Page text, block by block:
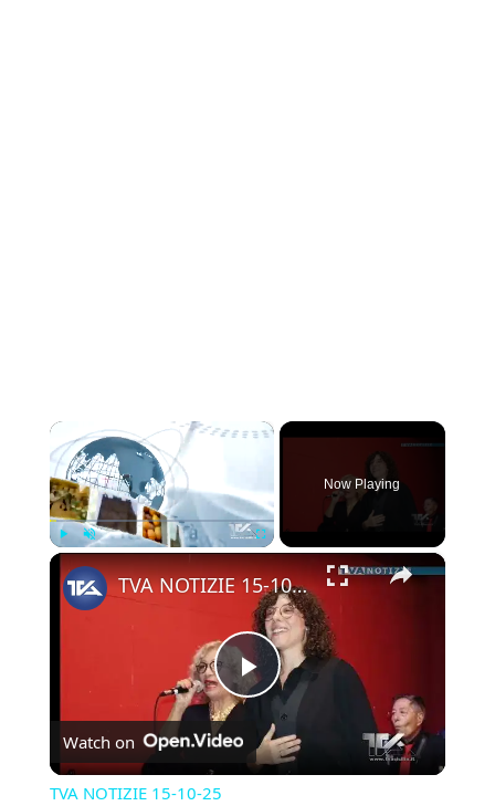
×
Play Unmute
Now Playing
×
Play
Video
TVA NOTIZIE 15-10-25
Watch on
TVA NOTIZIE 15-10-25